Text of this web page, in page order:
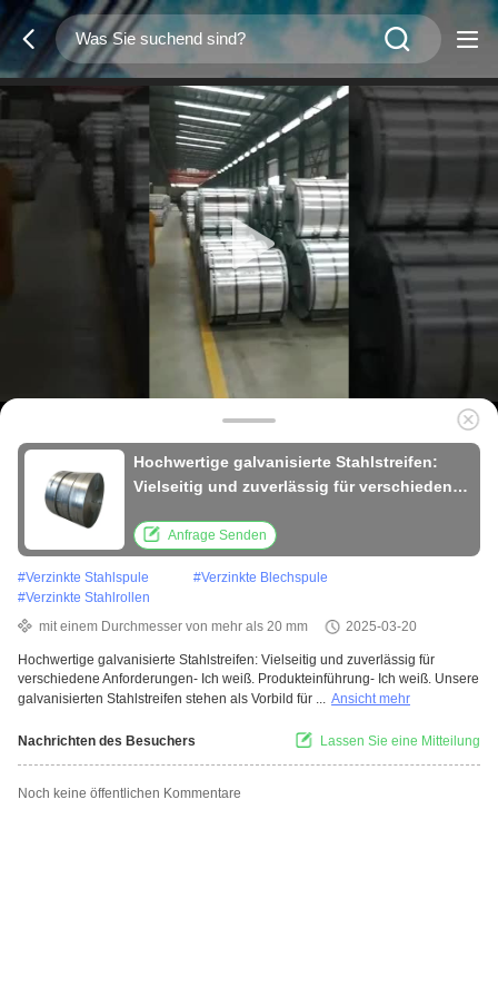
Hochwertige galvanisierte Stahlstreifen:
Vielseitig und zuverlässig für verschiedene
Anfrage Senden
#Verzinkte Stahlspule #Verzinkte Blechspule
#Verzinkte Stahlrollen
mit einem Durchmesser von mehr als 20 mm
2025-03-20
Hochwertige galvanisierte Stahlstreifen: Vielseitig und zuverlässig für
verschiedene Anforderungen- Ich weiß. Produkteinführung- Ich weiß. Unsere
galvanisierten Stahlstreifen stehen als Vorbild für ... Ansicht mehr
Nachrichten des Besuchers Lassen Sie eine Mitteilung
Noch keine öffentlichen Kommentare